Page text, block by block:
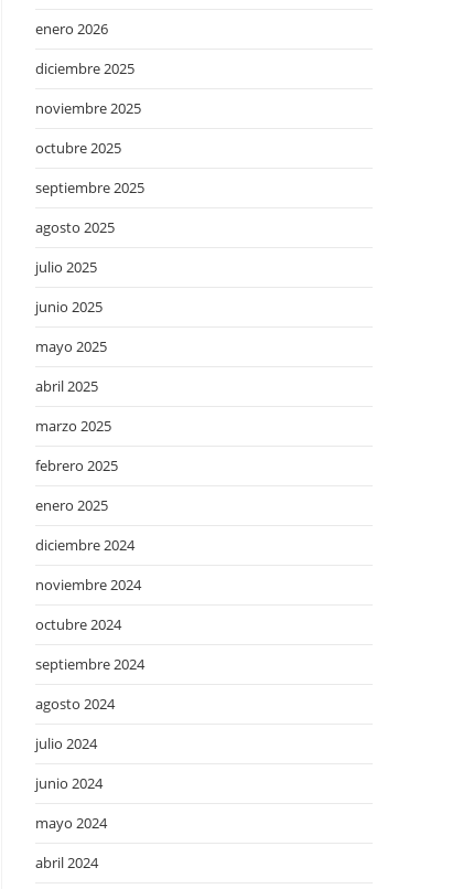
enero 2026
diciembre 2025
noviembre 2025
octubre 2025
septiembre 2025
agosto 2025
julio 2025
junio 2025
mayo 2025
abril 2025
marzo 2025
febrero 2025
enero 2025
diciembre 2024
noviembre 2024
octubre 2024
septiembre 2024
agosto 2024
julio 2024
junio 2024
mayo 2024
abril 2024